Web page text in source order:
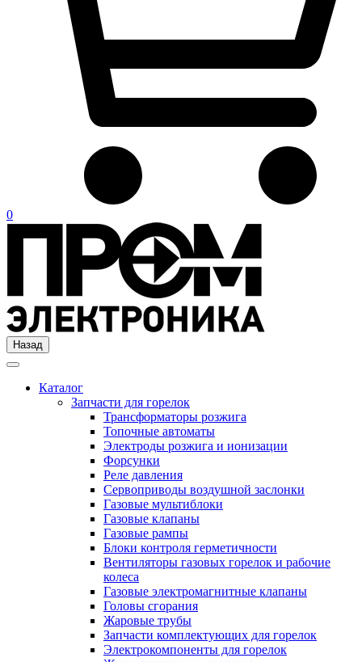
0
Назад
Каталог
Запчасти для горелок
Трансформаторы розжига
Топочные автоматы
Электроды розжига и ионизации
Форсунки
Реле давления
Сервоприводы воздушной заслонки
Газовые мультиблоки
Газовые клапаны
Газовые рампы
Блоки контроля герметичности
Вентиляторы газовых горелок и рабочие
колеса
Газовые электромагнитные клапаны
Головы сгорания
Жаровые трубы
Запчасти комплектующих для горелок
Электрокомпоненты для горелок